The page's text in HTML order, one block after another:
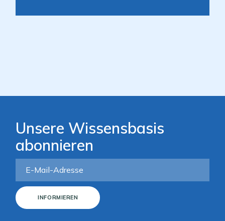
Unsere Wissensbasis
abonnieren
INFORMIEREN